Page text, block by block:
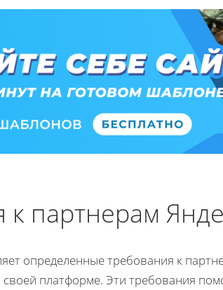
к партнерам
определенные требования к
платформе. Эти требования